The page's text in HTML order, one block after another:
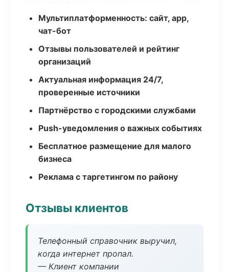
Мультиплатформенность: сайт, app,
чат-бот
Отзывы пользователей и рейтинг
организаций
Актуальная информация 24/7,
проверенные источники
Партнёрство с городскими службами
Push-уведомления о важных событиях
Бесплатное размещение для малого
бизнеса
Реклама с таргетингом по району
Отзывы клиентов
Телефонный справочник выручил,
когда интернет пропал.
— Клиент компании